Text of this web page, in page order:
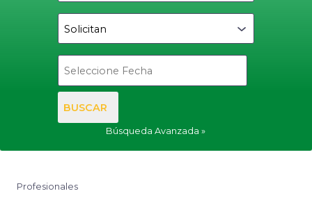
BUSCAR
Búsqueda Avanzada
Profesionales